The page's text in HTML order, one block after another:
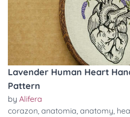
Lavender Human Heart
Pattern
by Alifera
corazon, anatomia, anatomy,